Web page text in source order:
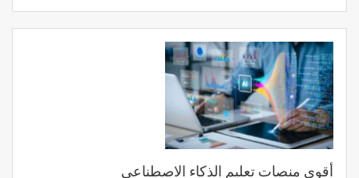
أقوى منصات تعليم الذكاء الاصطناعي